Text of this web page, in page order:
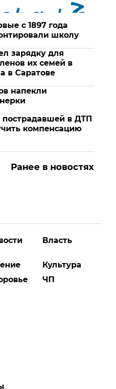
с 1897 года
школу
зарядку для
их семей в
в Саратове
напекли
в ДТП
компенсацию
Ранее в новостях
Власть
Культура
ЧП